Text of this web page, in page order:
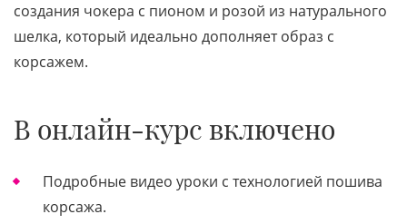
создания чокера с пионом и розой из натурального
шелка, который идеально дополняет образ с
корсажем.
В онлайн-курс включено
Подробные видео уроки с технологией пошива
корсажа.